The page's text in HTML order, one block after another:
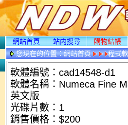
網站首頁 站内搜尋
購物結帳
您現在的位置：網站首頁 程式
軟體編號：cad14548-d1
軟體名稱：Numeca Fine
英文版
光碟片數：1
銷售價格：$200